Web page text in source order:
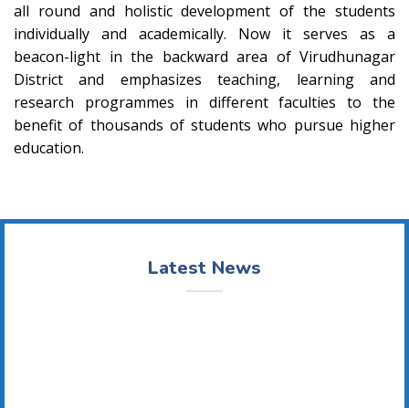
all round and holistic development of the students
individually and academically. Now it serves as a
beacon-light in the backward area of Virudhunagar
District and emphasizes teaching, learning and
research programmes in different faculties to the
benefit of thousands of students who pursue higher
education.
Latest News